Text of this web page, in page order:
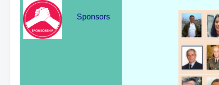
Sponsors